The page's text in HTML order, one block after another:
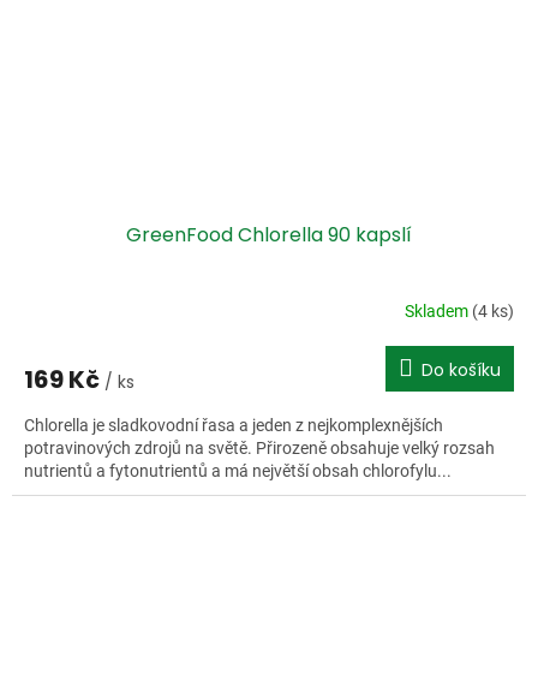
GreenFood Chlorella 90 kapslí
Skladem (4 ks)
169 Kč / ks Do košíku
Chlorella je sladkovodní řasa a jeden z nejkomplexnějších
potravinových zdrojů na světě. Přirozeně obsahuje velký rozsah
nutrientů a fytonutrientů a má největší obsah chlorofylu...